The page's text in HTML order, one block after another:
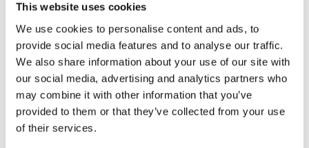
This website uses cookies
We use cookies to personalise content and ads, to
provide social media features and to analyse our traffic.
We also share information about your use of our site with
our social media, advertising and analytics partners who
may combine it with other information that you’ve
provided to them or that they’ve collected from your use
of their services.
Anderen kochten ook